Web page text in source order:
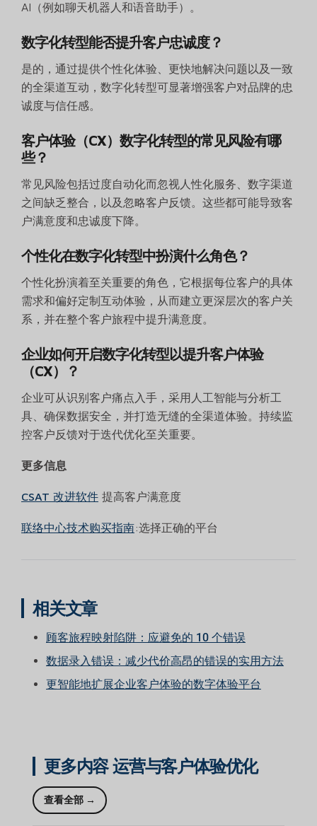
AI（例如聊天机器人和语音助手）。
数字化转型能否提升客户忠诚度？
是的，通过提供个性化体验、更快地解决问题以及一致
的全渠道互动，数字化转型可显著增强客户对品牌的忠
诚度与信任感。
客户体验（CX）数字化转型的常见风险有哪
些？
常见风险包括过度自动化而忽视人性化服务、数字渠道
之间缺乏整合，以及忽略客户反馈。这些都可能导致客
户满意度和忠诚度下降。
个性化在数字化转型中扮演什么角色？
个性化扮演着至关重要的角色，它根据每位客户的具体
需求和偏好定制互动体验，从而建立更深层次的客户关
系，并在整个客户旅程中提升满意度。
企业如何开启数字化转型以提升客户体验
（CX）？
企业可从识别客户痛点入手，采用人工智能与分析工
具、确保数据安全，并打造无缝的全渠道体验。持续监
控客户反馈对于迭代优化至关重要。
更多信息
CSAT 改进软件 提高客户满意度
联络中心技术购买指南:选择正确的平台
相关文章
顾客旅程映射陷阱：应避免的 10 个错误
数据录入错误：减少代价高昂的错误的实用方法
更智能地扩展企业客户体验的数字体验平台
更多内容运营与客户体验优化
查看全部 →